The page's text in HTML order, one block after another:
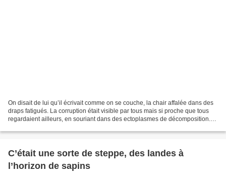
On disait de lui qu’il écrivait comme on se couche, la chair affalée dans des
draps fatigués. La corruption était visible par tous mais si proche que tous
regardaient ailleurs, en souriant dans des ectoplasmes de décomposition.
C’était une sorte de steppe, des landes à
l’horizon de sapins